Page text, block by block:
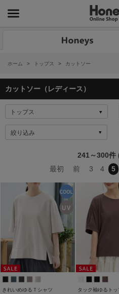
ホーム > トップス > カットソー
カットソー（レディース）
絞り込み
241～300件
最初
前 3 4 5
きれいめゆるＴシャツ タック袖ゆるトッ